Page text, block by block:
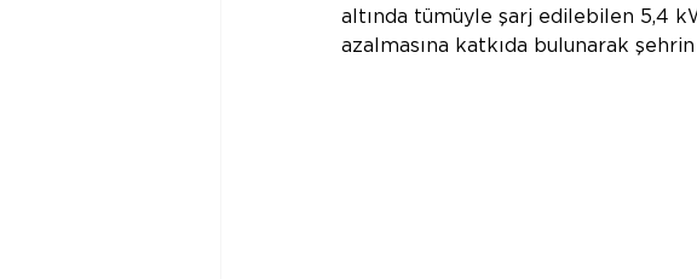
altında tümüyle şarj edilebilen 5,4
azalmasına katkıda bulunarak